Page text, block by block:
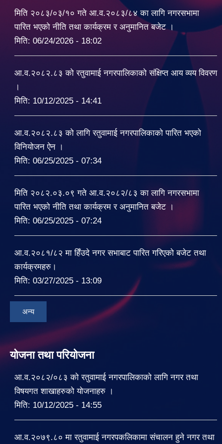
मिति २०८३/०३/१० गते आ.व.२०८३/८४ का लागि नगरसभामा
पारित भएको नीति तथा कार्यक्रम र अनुमानित बजेट ।
मिति: 06/24/2026 - 18:02
आ.व.२०८२.८३ को रतुवामाई नगरपालिकाको संक्षिप्त आय व्यय विवरण
।
मिति: 10/12/2025 - 14:41
आ.व.२०८२.८३ को लागि रतुवामाई नगरपालिकाको पारित भएको
विनियोजन ऐन ।
मिति: 06/25/2025 - 07:34
मिति २०८२.०३.०९ गते आ.व.२०८२/८३ का लागि नगरसभामा
पारित भएको नीति तथा कार्यक्रम र अनुमानित बजेट ।
मिति: 06/25/2025 - 07:24
आ.व.२०८१/८२ मा हिँउदे नगर सभाबाट पारित गरिएको बजेट तथा
कार्यक्रमहरु।
मिति: 03/27/2025 - 13:09
अन्य
योजना तथा परियोजना
आ.व.२०८२/०८३ को रतुवामाई नगरपालिकाको लागि नगर तथा
विषयगत शाखाहरुको योजनाहरु ।
मिति: 10/12/2025 - 14:55
आ.व.२०७९.८० मा रतुवामाई नगरपकलिकामा संचालन हुने नगर तथा